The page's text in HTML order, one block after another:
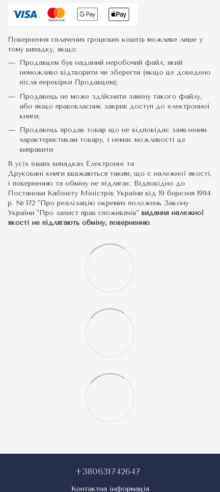
Повернення сплачених грошових коштів можливе лише у
тому випадку, якщо:
Продавцем був наданий неробочий файл, який
неможливо відтворити чи зберегти (якщо це доведено
після перевірки Продавцем);
Продавець не може здійснити заміну такого файлу,
або якщо правовласник закрив доступ до електронної
книги;
Продавець продав товар що не відповідає заявленим
характеристикам товару, і немає можливості це
виправити
В усіх інших випадках Електронні та
Друковані книги вважаються таким, що є належної якості,
і поверненню та обміну не підлягає. Відповідно до
Постанови Кабінету Міністрів України від 19 березня 1994
р. № 172 "Про реалізацію окремих положень Закону
України "Про захист прав споживачів" видання належної
якості не підлягають обміну, поверненню.
+380631742647
Контактна інформація